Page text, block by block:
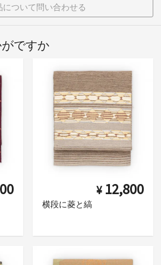
について問い合わせる
ですか
¥ 12,800
横段に菱と縞